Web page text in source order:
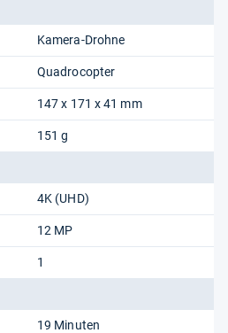
Kamera-Drohne
Quadrocopter
147 x 171 x 41 mm
151 g
4K (UHD)
12 MP
1
19 Minuten